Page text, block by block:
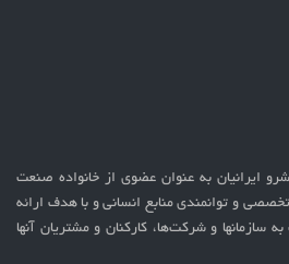
ایرانیان به عنوان عضوی از خانواده صنعت
و توانمندی منابع انسانی و با هدف ارائه
سازمانها و شرکت‌ها، کارکنان و مشتریان آنها